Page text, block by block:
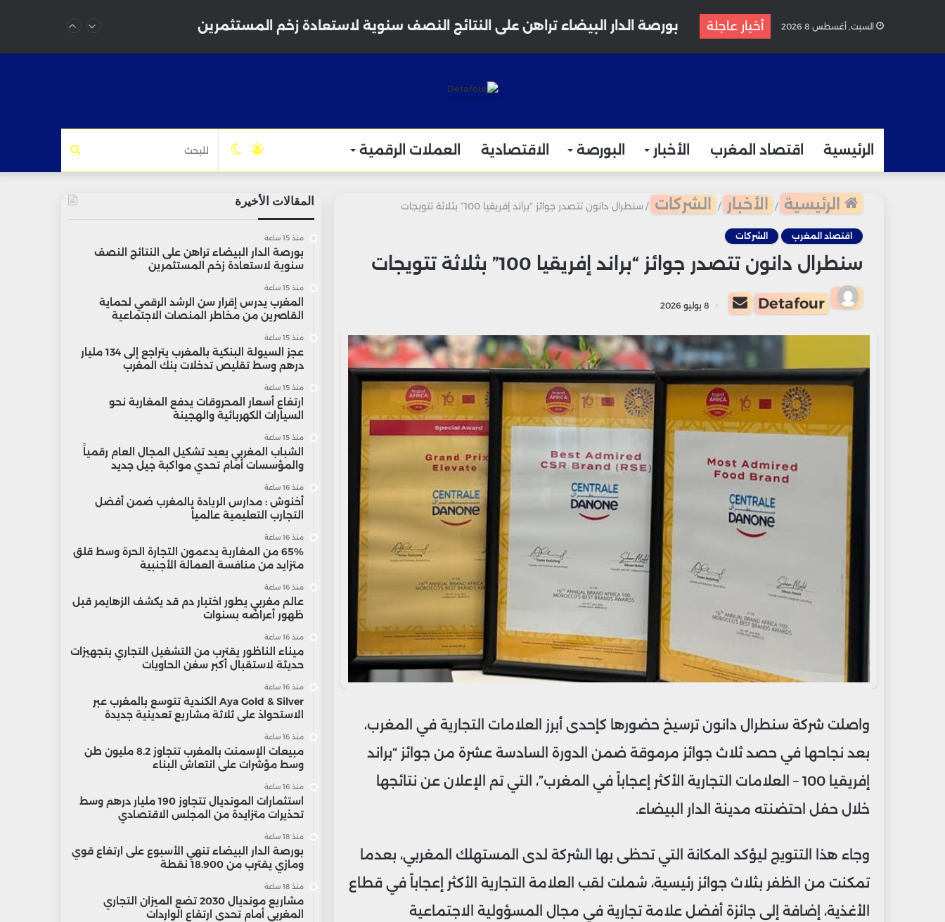
السبت, أغسطس 8 2026 أخبار عاجلة
الرئيسية اقتصاد المغرب الأخبار البورصة الاقتصادية العملات الرقمية للبحث الوضعتسجيل
الرئيسية / الأخبار / الشركات / سنطرال دانون تتصدر جوائز “براند إفريقيا 100” بثلاثة تتويجات
اقتصاد المغرب الشركات
سنطرال دانون تتصدر جوائز “براند إفريقيا 100” بثلاثة تتويجات
Detafour
أرسل
بريدا
إلكترونيا
8 يوليو 2026
واصلت شركة سنطرال دانون ترسيخ حضورها كإحدى أبرز العلامات التجارية في المغرب،
بعد نجاحها في حصد ثلاث جوائز مرموقة ضمن الدورة السادسة عشرة من جوائز “براند
إفريقيا 100 – العلامات التجارية الأكثر إعجاباً في المغرب”، التي تم الإعلان عن نتائجها
خلال حفل احتضنته مدينة الدار البيضاء.
وجاء هذا التتويج ليؤكد المكانة التي تحظى بها الشركة لدى المستهلك المغربي، بعدما
تمكنت من الظفر بثلاث جوائز رئيسية، شملت لقب العلامة التجارية الأكثر إعجاباً في قطاع
الأغذية، إضافة إلى جائزة أفضل علامة تجارية في مجال المسؤولية الاجتماعية
المقالات الأخيرة
منذ 15 ساعة
بورصة الدار البيضاء تراهن على النتائج النصف
سنوية لاستعادة زخم المستثمرين
منذ 15 ساعة
المغرب يدرس إقرار سن الرشد الرقمي لحماية
القاصرين من مخاطر المنصات الاجتماعية
منذ 15 ساعة
عجز السيولة البنكية بالمغرب يتراجع إلى 134 مليار
درهم وسط تقليص تدخلات بنك المغرب
منذ 15 ساعة
ارتفاع أسعار المحروقات يدفع المغاربة نحو
السيارات الكهربائية والهجينة
منذ 15 ساعة
الشباب المغربي يعيد تشكيل المجال العام رقمياً
والمؤسسات أمام تحدي مواكبة جيل جديد
منذ 16 ساعة
أخنوش : مدارس الريادة بالمغرب ضمن أفضل
التجارب التعليمية عالمياً
منذ 16 ساعة
65% من المغاربة يدعمون التجارة الحرة وسط قلق
متزايد من منافسة العمالة الأجنبية
منذ 16 ساعة
عالم مغربي يطور اختبار دم قد يكشف الزهايمر قبل
ظهور أعراضه بسنوات
منذ 16 ساعة
ميناء الناظور يقترب من التشغيل التجاري بتجهيزات
حديثة لاستقبال أكبر سفن الحاويات
منذ 16 ساعة
Aya Gold & Silver الكندية تتوسع بالمغرب عبر
الاستحواذ على ثلاثة مشاريع تعدينية جديدة
منذ 16 ساعة
مبيعات الإسمنت بالمغرب تتجاوز 8.2 مليون طن
وسط مؤشرات على انتعاش البناء
منذ 16 ساعة
استثمارات المونديال تتجاوز 190 مليار درهم وسط
تحذيرات متزايدة من المجلس الاقتصادي
منذ 18 ساعة
بورصة الدار البيضاء تنهي الأسبوع على ارتفاع قوي
ومازي يقترب من 18.900 نقطة
منذ 18 ساعة
مشاريع مونديال 2030 تضع الميزان التجاري
المغربي أمام تحدي ارتفاع الواردات